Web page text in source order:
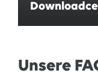
Unsere